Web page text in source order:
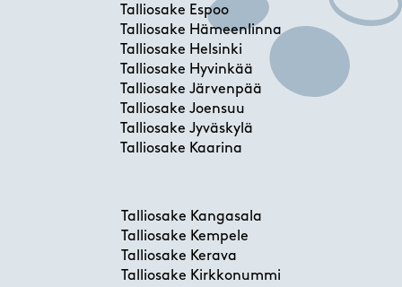
Talliosake Espoo
Talliosake Hämeenlinna
Talliosake Helsinki
Talliosake Hyvinkää
Talliosake Järvenpää
Talliosake Joensuu
Talliosake Jyväskylä
Talliosake Kaarina
Talliosake Kangasala
Talliosake Kempele
Talliosake Kerava
Talliosake Kirkkonummi